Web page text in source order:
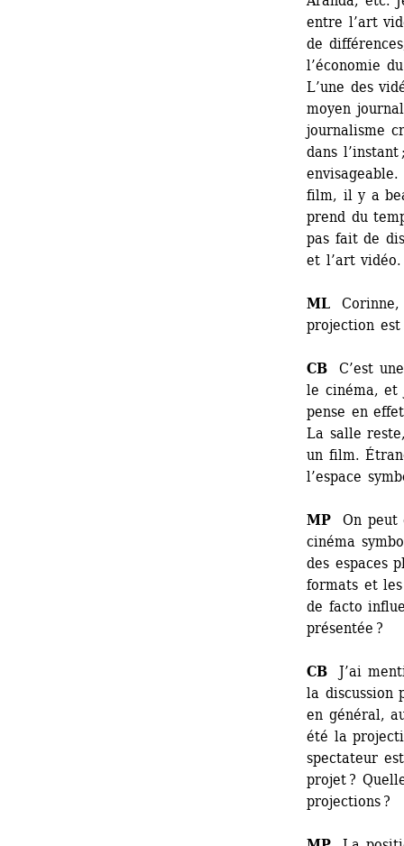
entre l’art
de
l’économie
L’une des
moyen
journalisme
dans
film, il y a
prend du
pas fait de
et l’art
ML Corinne,
projection
CB C’est
le cinéma,
pense en
La salle
un film.
l’espace
MP On peut
cinéma
des espaces
formats et
de facto
présentée ?
CB J’ai
la discussion
en général,
été la
spectateur
projet ?
projections ?